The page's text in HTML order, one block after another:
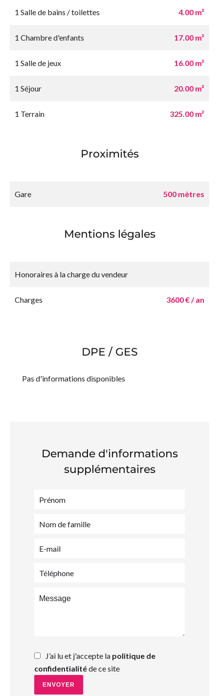
1 Salle de bains / toilettes 4.00 m²
1 Chambre d'enfants 17.00 m²
1 Salle de jeux 16.00 m²
1 Séjour 20.00 m²
1 Terrain 325.00 m²
Proximités
Gare 500 mètres
Mentions légales
Honoraires à la charge du vendeur
Charges 3600 € / an
DPE / GES
Pas d'informations disponibles
Demande d'informations
supplémentaires
J’ai lu et j'accepte la politique de
confidentialitéde ce site
ENVOYER